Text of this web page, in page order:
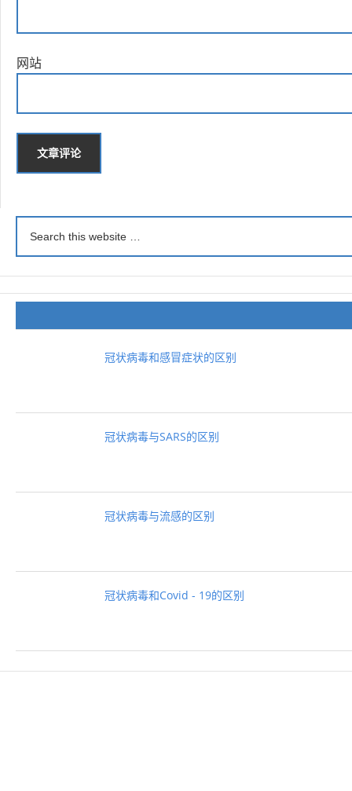
网站
冠状病毒和感冒症状的区别
冠状病毒与SARS的区别
冠状病毒与流感的区别
冠状病毒和Covid - 19的区别